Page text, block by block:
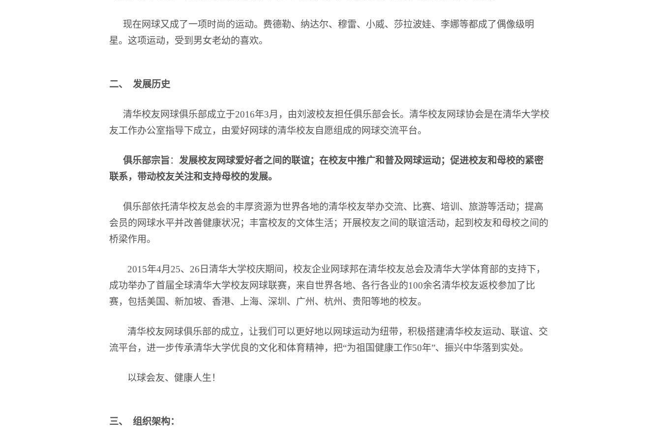
现在网球又成了一项时尚的运动。 费德勒、纳达尔、穆雷、小威、莎拉波娃、李娜等都成了偶像级明
星。这项运动，受到男女老幼的喜欢。
二、 发展历史
清华校友网球俱乐部成立于2016年3月，由刘波校友担任俱乐部会长。清华校友网球协会是在清华大学校
友工作办公室指导下成立，由爱好网球的清华校友自愿组成的网球交流平台。
俱乐部宗旨： 发展校友网球爱好者之间的联谊；在校友中推广和普及网球运动；促进校友和母校的紧密
联系，带动校友关注和支持母校的发展。
俱乐部依托清华校友总会的丰厚资源为世界各地的清华校友举办交流、比赛、培训、旅游等活动；提高
会员的网球水平并改善健康状况；丰富校友的文体生活；开展校友之间的联谊活动，起到校友和母校之间的
桥梁作用。
2015年4月25、26日清华大学校庆期间，校友企业网球邦在清华校友总会及清华大学体育部的支持下，
成功举办了首届全球清华大学校友网球联赛，来自世界各地、各行各业的100余名清华校友返校参加了比
赛，包括美国、新加坡、香港、上海、深圳、广州、杭州、贵阳等地的校友。
清华校友网球俱乐部的成立，让我们可以更好地以网球运动为纽带，积极搭建清华校友运动、联谊、交
流平台，进一步传承清华大学优良的文化和体育精神，把“为祖国健康工作50年”、振兴中华落到实处。
以球会友、健康人生！
三、 组织架构：